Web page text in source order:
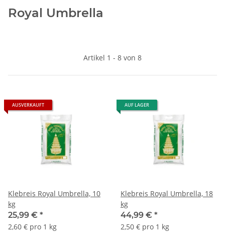
Royal Umbrella
Artikel 1 - 8 von 8
AUSVERKAUFT
Klebreis Royal Umbrella, 10
kg
25,99 € *
2,60 € pro 1 kg
AUF LAGER
Klebreis Royal Umbrella, 18
kg
44,99 € *
2,50 € pro 1 kg